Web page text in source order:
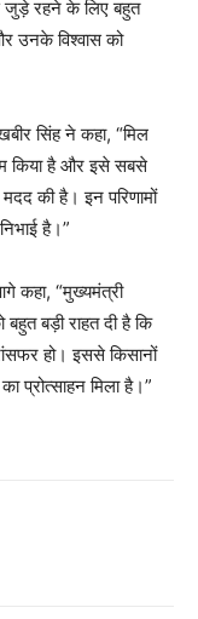
रहने के लिए बहुत
उनके विश्वास को
सिंह ने कहा, “मिल
किया है और इसे सबसे
की है। इन परिणामों
है।”
कहा, “मुख्यमंत्री
बड़ी राहत दी है कि
हो। इससे किसानों
प्रोत्साहन मिला है।”